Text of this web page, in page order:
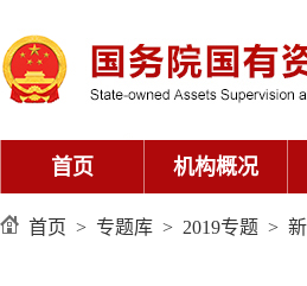
首页 机构概况
首页 > 专题库 > 2019专题 >